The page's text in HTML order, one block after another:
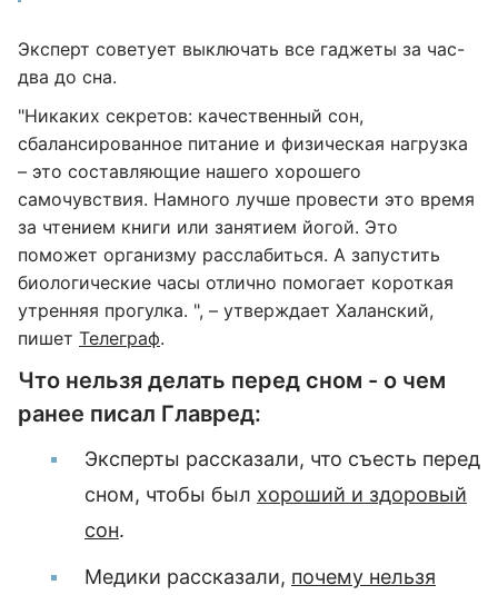
Эксперт советует выключать все гаджеты за час-
два до сна.​
"Никаких секретов: качественный сон,
сбалансированное питание и физическая нагрузка
– это составляющие нашего хорошего
самочувствия. Намного лучше провести это время
за чтением книги или занятием йогой. Это
поможет организму расслабиться. А запустить
биологические часы отлично помогает короткая
утренняя прогулка. ​", – утверждает Халанский,
пишет Телеграф.
Что нельзя делать перед сном - о чем
ранее писал Главред:
Эксперты рассказали, что съесть перед
сном, чтобы был хороший и здоровый
сон.
Медики рассказали, почему нельзя